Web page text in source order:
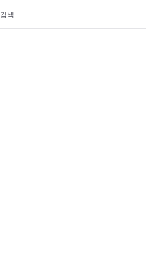
검색